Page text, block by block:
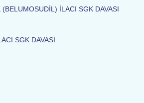
(BELUMOSUDİL) İLACI SGK DAVASI
SGK DAVASI